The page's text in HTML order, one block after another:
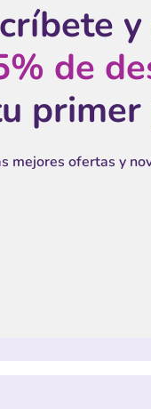
de
mejores ofertas y